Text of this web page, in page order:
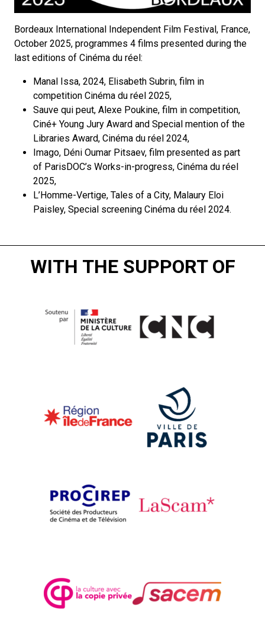
Bordeaux International Independent Film Festival , France,
October 2025, programmes 4 films presented during the
last editions of Cinéma du réel:
Manal Issa, 2024, Elisabeth Subrin, film in
competition Cinéma du réel 2025,
Sauve qui peut, Alexe Poukine, film in competition,
Ciné+ Young Jury Award and Special mention of the
Libraries Award, Cinéma du réel 2024,
Imago, Déni Oumar Pitsaev, film presented as part
of ParisDOC’s Works-in-progress, Cinéma du réel
2025,
L’Homme-Vertige, Tales of a City, Malaury Eloi
Paisley, Special screening Cinéma du réel 2024.
WITH THE SUPPORT OF